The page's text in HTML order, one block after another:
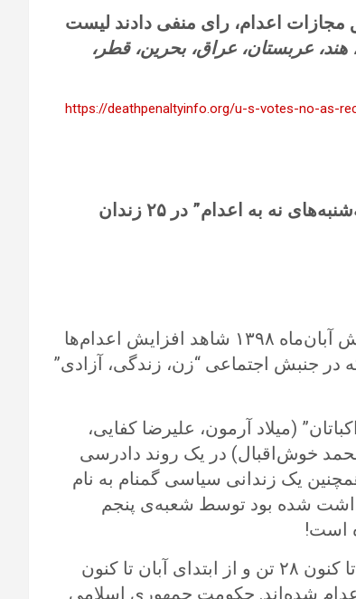
مجازات اعدام، رای منفی دادند لیست
هند، عربستان، عراق، بحرین، قطر،
https://deathpenaltyinfo.org/u-s-votes-no-as-
دامه‌ی اعتصاب غذا در هفته‌ی چهل‌ و‌سوم از کارزار “سه‌شنبه‌های نه به اعدام” در ۲۵ زندان
همزمان با پنجمین سالگرد اعتراض‌های سراسری در جنبش آبان‌ماه ۱۳۹۸ شاهد افزایش اعدام‌ها
در جنبش اجتماعی “زن، زندگی، آزادی”
پرونده‌ی “اکباتان” (میلاد آرمون، علیرضا کفایی،
خوش‌اقبال) در یک روند دادرسی
یک زندانی سیاسی گمنام به نام
س. که او نیز در اعتراض‌های سال ۱۴۰۱ بازداشت شده بود توسط شعبه‌ی پنجم
است!
حکومت مستبد دینی حاکم بر ایران از سه‌شنبه‌ی گذشته تا کنون ۲۸ تن و از ابتدای آبان تا کنون
تن را اعدام کرده که تنها در ۱۶ آبان ۱۸ تن اعدام شده‌اند. حکومت جمهوری اسلامی